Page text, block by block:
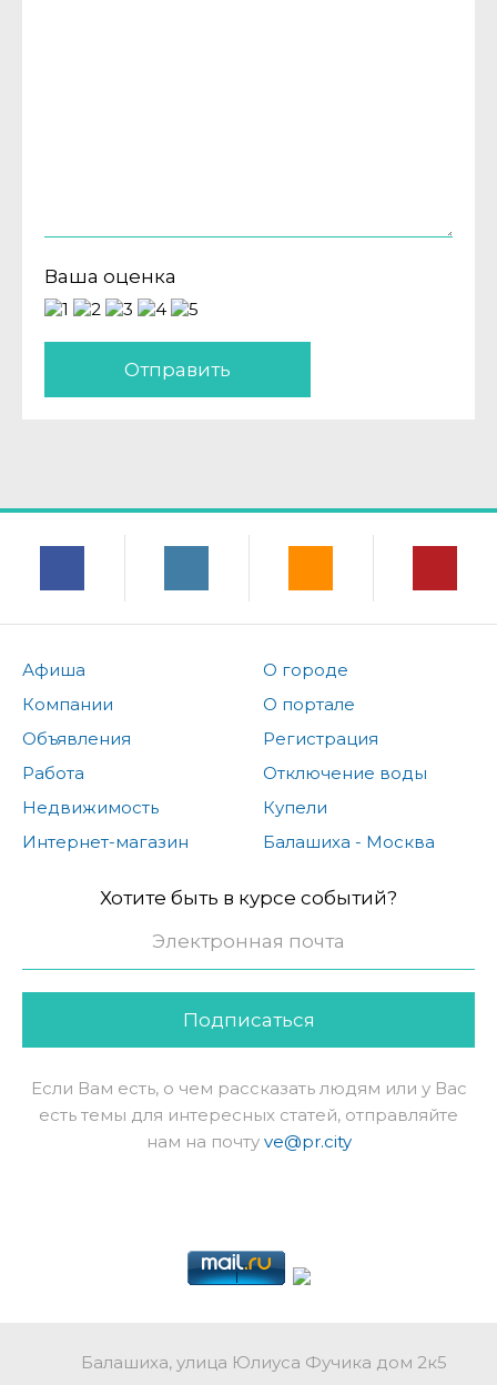
Ваша оценка
Отправить
Афиша
Компании
Объявления
Работа
Недвижимость
Интернет-магазин
О городе
О портале
Регистрация
Отключение воды
Купели
Балашиха - Москва
Хотите быть в курсе событий?
Подписаться
Если Вам есть, о чем рассказать людям или у Вас
есть темы для интересных статей, отправляйте
нам на почту ve@pr.city
Балашиха, улица Юлиуса Фучика дом 2к5